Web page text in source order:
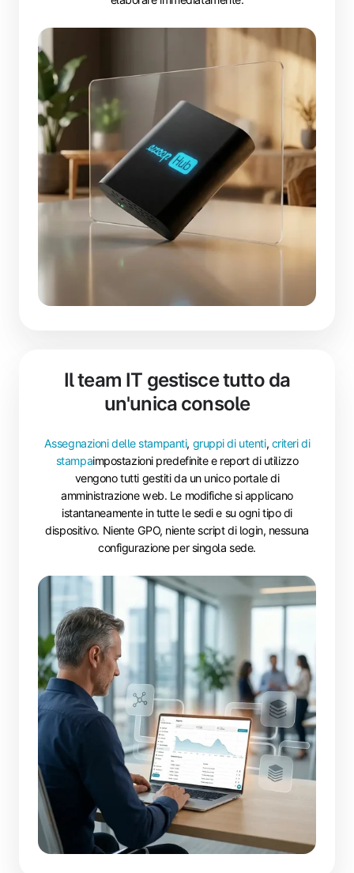
Il team IT gestisce tutto da
un'unica console
Assegnazioni delle stampanti, gruppi di utenti, criteri di
stampaimpostazioni predefinite e report di utilizzo
vengono tutti gestiti da un unico portale di
amministrazione web. Le modifiche si applicano
istantaneamente in tutte le sedi e su ogni tipo di
dispositivo. Niente GPO, niente script di login, nessuna
configurazione per singola sede.